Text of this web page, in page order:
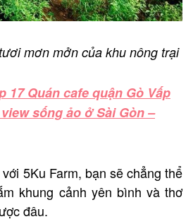
mơn mởn của khu nông trại
17 Quán cafe quận Gò Vấp
sống ảo ở Sài Gòn –
5Ku Farm, bạn sẽ chẳng thể
khung cảnh yên bình và thơ
đâu.